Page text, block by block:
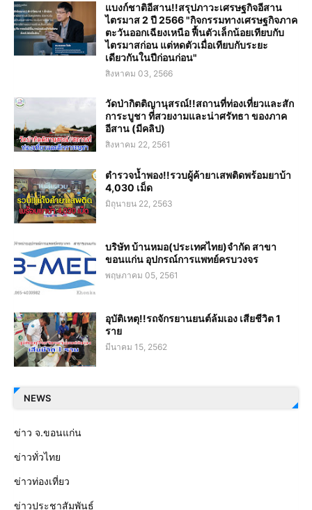
แบงก์ชาติอีสาน!!สรุปภาวะเศรษฐกิจอีสาน
ไตรมาส 2 ปี 2566 "กิจกรรมทางเศรษฐกิจภาค
ตะวันออกเฉียงเหนือ ฟื้นตัวเล็กน้อยเทียบกับ
ไตรมาสก่อน แต่หดตัวเมื่อเทียบกับระยะ
เดียวกันในปีก่อนก่อน"
สิงหาคม 03, 2566
วัดป่ากิตติญานุสรณ์!!สถานที่ท่องเที่ยวและสัก
การะบูชา ที่สวยงามและน่าศรัทธา ของภาค
อีสาน (มีคลิป)
สิงหาคม 22, 2561
ตำรวจน้ำพอง!!รวบผู้ค้ายาเสพติดพร้อมยาบ้า
4,030 เม็ด
มิถุนายน 22, 2563
บริษัท บ้านหมอ(ประเทศไทย)จำกัด สาขา
ขอนแก่น อุปกรณ์การแพทย์ครบวงจร
พฤษภาคม 05, 2561
อุบัติเหตุ!!รถจักรยานยนต์ล้มเอง เสียชีวิต 1
ราย
มีนาคม 15, 2562
NEWS
ข่าว จ.ขอนแก่น
ข่าวทั่วไทย
ข่าวท่องเที่ยว
ข่าวประชาสัมพันธ์